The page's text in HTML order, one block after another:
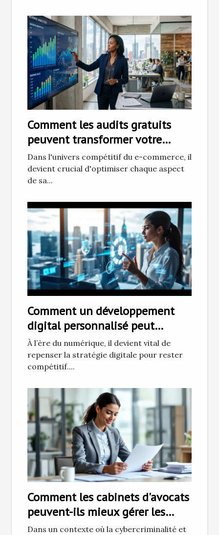
Comment les audits gratuits
peuvent transformer votre
performance e-commerce ?
Dans l'univers compétitif du e-commerce, il
devient crucial d'optimiser chaque aspect
de sa...
Comment un développement
digital personnalisé peut
transformer votre entreprise ?
À l’ère du numérique, il devient vital de
repenser la stratégie digitale pour rester
compétitif....
Comment les cabinets d'avocats
peuvent-ils mieux gérer les
risques liés aux données ?
Dans un contexte où la cybercriminalité et